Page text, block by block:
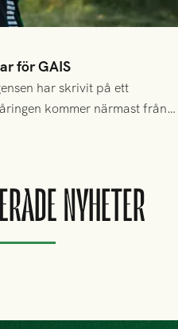
för GAIS
har skrivit på ett
kommer närmast från
NYHETER